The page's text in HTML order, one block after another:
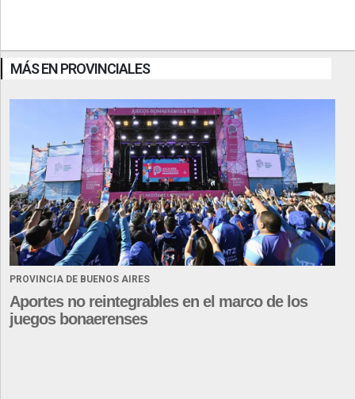
MÁS EN PROVINCIALES
PROVINCIA DE BUENOS AIRES
Aportes no reintegrables en el marco de los
juegos bonaerenses